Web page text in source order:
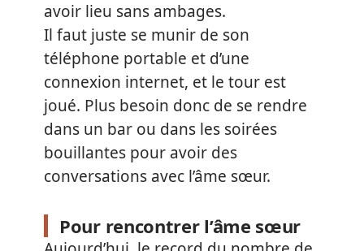
avoir lieu sans ambages.
Il faut juste se munir de son
téléphone portable et d’une
connexion internet, et le tour est
joué. Plus besoin donc de se rendre
dans un bar ou dans les soirées
bouillantes pour avoir des
conversations avec l’âme sœur.
Pour rencontrer l’âme sœur